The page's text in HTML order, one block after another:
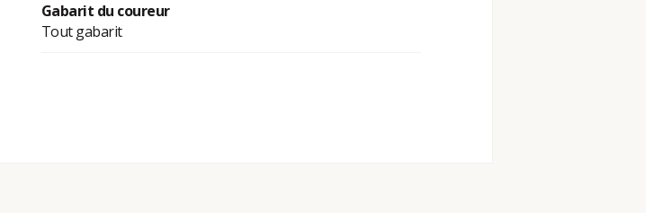
Gabarit du coureur
Tout gabarit